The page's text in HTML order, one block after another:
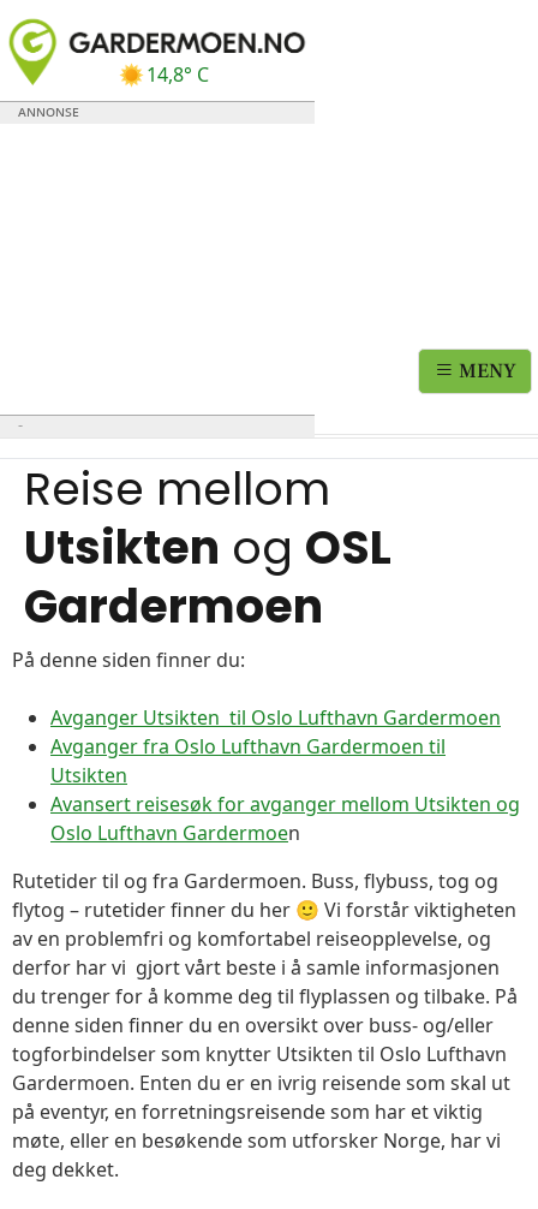
14,8° C
MENY
Reise mellom
Utsikten og OSL
Gardermoen
På denne siden finner du:
Avganger Utsikten til Oslo Lufthavn Gardermoen
Avganger fra Oslo Lufthavn Gardermoen til
Utsikten
Avansert reisesøk for avganger mellom Utsikten og
Oslo Lufthavn Gardermoen
Rutetider til og fra Gardermoen. Buss, flybuss, tog og
flytog – rutetider finner du her 🙂 Vi forstår viktigheten
av en problemfri og komfortabel reiseopplevelse, og
derfor har vi gjort vårt beste i å samle informasjonen
du trenger for å komme deg til flyplassen og tilbake. På
denne siden finner du en oversikt over buss- og/eller
togforbindelser som knytter Utsikten til Oslo Lufthavn
Gardermoen. Enten du er en ivrig reisende som skal ut
på eventyr, en forretningsreisende som har et viktig
møte, eller en besøkende som utforsker Norge, har vi
deg dekket.